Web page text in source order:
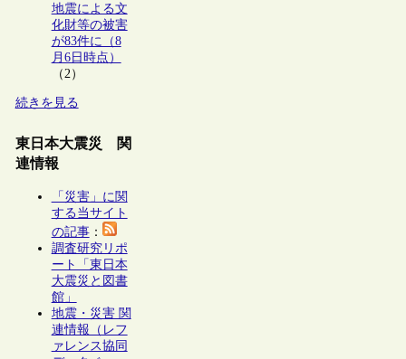
地震による文
化財等の被害
が83件に（8
月6日時点）
（2）
続きを見る
東日本大震災 関
連情報
「災害」に関
する当サイト
の記事：
調査研究リポ
ート「東日本
大震災と図書
館」
地震・災害 関
連情報（レフ
ァレンス協同